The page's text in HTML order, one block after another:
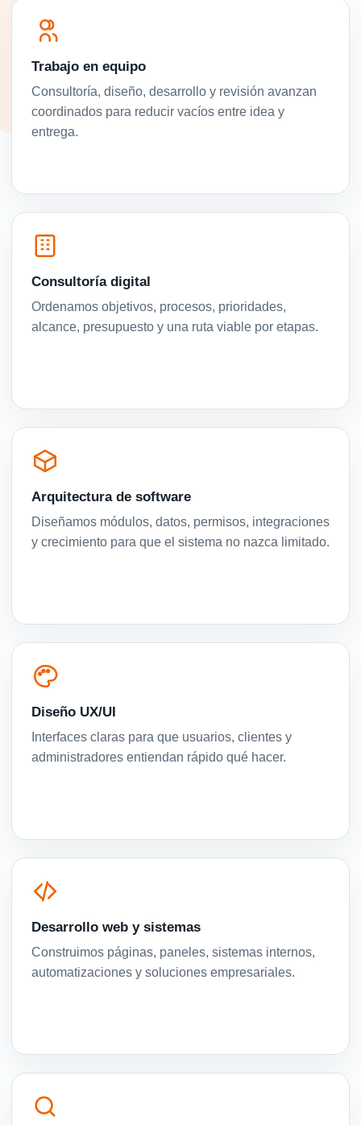
Trabajo en equipo
Consultoría, diseño, desarrollo y revisión avanzan
coordinados para reducir vacíos entre idea y
entrega.
Consultoría digital
Ordenamos objetivos, procesos, prioridades,
alcance, presupuesto y una ruta viable por etapas.
Arquitectura de software
Diseñamos módulos, datos, permisos, integraciones
y crecimiento para que el sistema no nazca limitado.
Diseño UX/UI
Interfaces claras para que usuarios, clientes y
administradores entiendan rápido qué hacer.
Desarrollo web y sistemas
Construimos páginas, paneles, sistemas internos,
automatizaciones y soluciones empresariales.